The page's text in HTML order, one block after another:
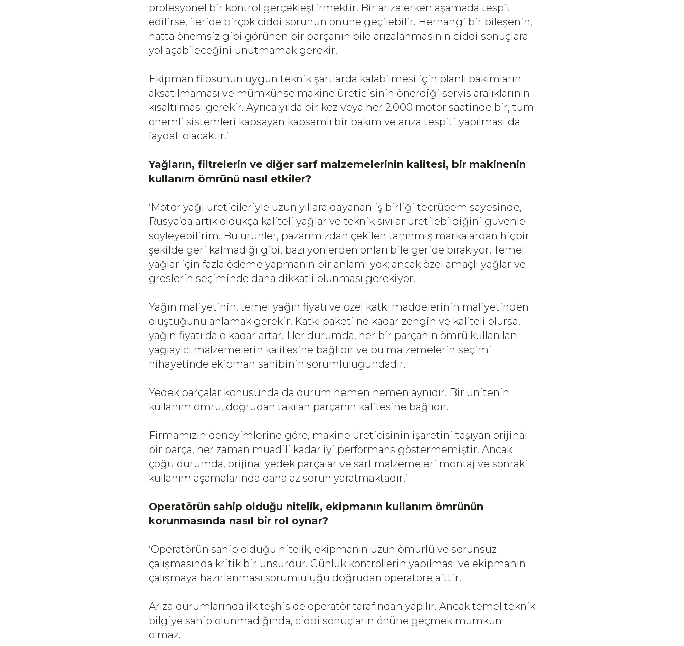
profesyonel bir kontrol gerçekleştirmektir. Bir arıza erken aşamada tespit
edilirse, ileride birçok ciddi sorunun önüne geçilebilir. Herhangi bir bileşenin,
hatta önemsiz gibi görünen bir parçanın bile arızalanmasının ciddi sonuçlara
yol açabileceğini unutmamak gerekir.
Ekipman filosunun uygun teknik şartlarda kalabilmesi için planlı bakımların
aksatılmaması ve mümkünse makine üreticisinin önerdiği servis aralıklarının
kısaltılması gerekir. Ayrıca yılda bir kez veya her 2.000 motor saatinde bir, tüm
önemli sistemleri kapsayan kapsamlı bir bakım ve arıza tespiti yapılması da
faydalı olacaktır.’
Yağların, filtrelerin ve diğer sarf malzemelerinin kalitesi, bir makinenin
kullanım ömrünü nasıl etkiler?
‘Motor yağı üreticileriyle uzun yıllara dayanan iş birliği tecrübem sayesinde,
Rusya’da artık oldukça kaliteli yağlar ve teknik sıvılar üretilebildiğini güvenle
söyleyebilirim. Bu ürünler, pazarımızdan çekilen tanınmış markalardan hiçbir
şekilde geri kalmadığı gibi, bazı yönlerden onları bile geride bırakıyor. Temel
yağlar için fazla ödeme yapmanın bir anlamı yok; ancak özel amaçlı yağlar ve
greslerin seçiminde daha dikkatli olunması gerekiyor.
Yağın maliyetinin, temel yağın fiyatı ve özel katkı maddelerinin maliyetinden
oluştuğunu anlamak gerekir. Katkı paketi ne kadar zengin ve kaliteli olursa,
yağın fiyatı da o kadar artar. Her durumda, her bir parçanın ömrü kullanılan
yağlayıcı malzemelerin kalitesine bağlıdır ve bu malzemelerin seçimi
nihayetinde ekipman sahibinin sorumluluğundadır.
Yedek parçalar konusunda da durum hemen hemen aynıdır. Bir ünitenin
kullanım ömrü, doğrudan takılan parçanın kalitesine bağlıdır.
Firmamızın deneyimlerine göre, makine üreticisinin işaretini taşıyan orijinal
bir parça, her zaman muadili kadar iyi performans göstermemiştir. Ancak
çoğu durumda, orijinal yedek parçalar ve sarf malzemeleri montaj ve sonraki
kullanım aşamalarında daha az sorun yaratmaktadır.’
Operatörün sahip olduğu nitelik, ekipmanın kullanım ömrünün
korunmasında nasıl bir rol oynar?
‘Operatörün sahip olduğu nitelik, ekipmanın uzun ömürlü ve sorunsuz
çalışmasında kritik bir unsurdur. Günlük kontrollerin yapılması ve ekipmanın
çalışmaya hazırlanması sorumluluğu doğrudan operatöre aittir.
Arıza durumlarında ilk teşhis de operatör tarafından yapılır. Ancak temel teknik
bilgiye sahip olunmadığında, ciddi sonuçların önüne geçmek mümkün
olmaz.